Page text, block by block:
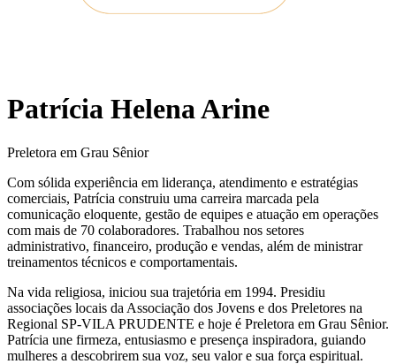
Patrícia Helena Arine
Preletora em Grau Sênior
Com sólida experiência em liderança, atendimento e estratégias
comerciais, Patrícia construiu uma carreira marcada pela
comunicação eloquente, gestão de equipes e atuação em operações
com mais de 70 colaboradores. Trabalhou nos setores
administrativo, financeiro, produção e vendas, além de ministrar
treinamentos técnicos e comportamentais.
Na vida religiosa, iniciou sua trajetória em 1994. Presidiu
associações locais da Associação dos Jovens e dos Preletores na
Regional SP-VILA PRUDENTE e hoje é Preletora em Grau Sênior.
Patrícia une firmeza, entusiasmo e presença inspiradora, guiando
mulheres a descobrirem sua voz, seu valor e sua força espiritual.